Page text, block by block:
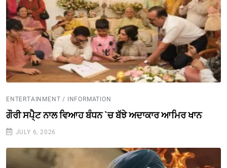
ENTERTAINMENT / INFORMATION
ਗੌਰੀ ਸਪੈ੍ਟ ਨਾਲ ਵਿਆਹ ਬੰਧਨ `ਚ ਬੱਝੇ ਅਦਾਕਾਰ ਆਮਿਰ ਖਾਨ
JULY 6, 2026